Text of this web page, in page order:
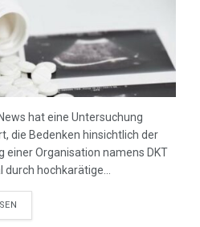
hat eine Untersuchung
die Bedenken hinsichtlich der
einer Organisation namens DKT
durch hochkarätige...